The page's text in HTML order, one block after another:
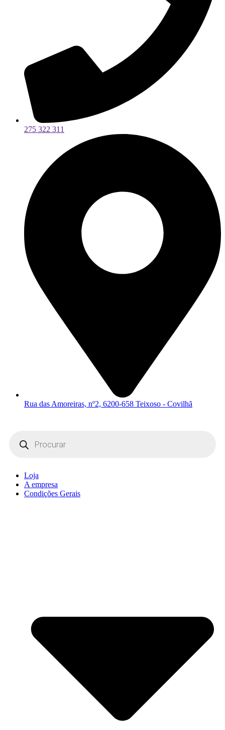
275 322 311
Rua das Amoreiras, nº2, 6200-658 Teixoso - Covilhã
search
Loja
A empresa
Condições Gerais